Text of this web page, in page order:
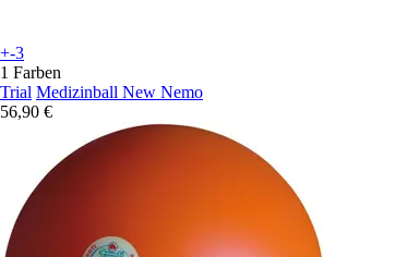
+-3
1 Farben
Trial Medizinball New Nemo
56,90 €